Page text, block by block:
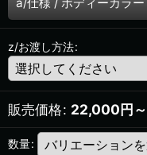
a/仕様 / ボディーカラー
z/お渡し方法:
販売価格: 22,000円～
数量: